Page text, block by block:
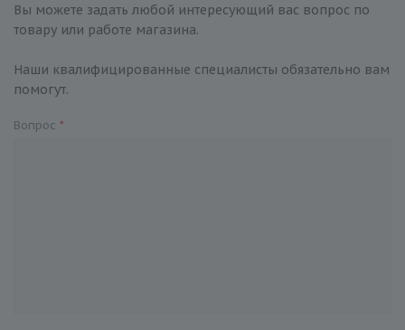
Вы можете задать любой интересующий вас вопрос по
товару или работе магазина.
Наши квалифицированные специалисты обязательно вам
помогут.
Вопрос *